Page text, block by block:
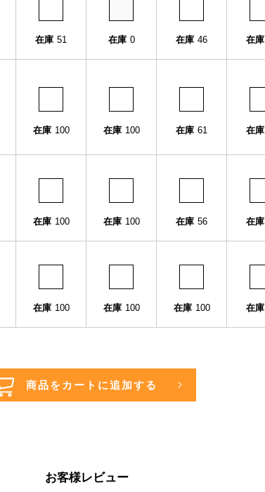
在庫 51 在庫 0 在庫 46 在庫
在庫 100 在庫 100 在庫 61 在庫
在庫 100 在庫 100 在庫 56 在庫
在庫 100 在庫 100 在庫 100 在庫
お客様レビュー